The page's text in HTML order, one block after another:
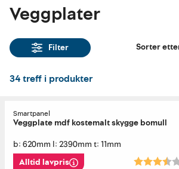
Veggplater
Filter Sorter
34treff i produkter
Smartpanel
Veggplate mdf kostemalt skygge bomull
b: 620mm l: 2390mm t: 11mm
Alltid lavpris
Karakter: